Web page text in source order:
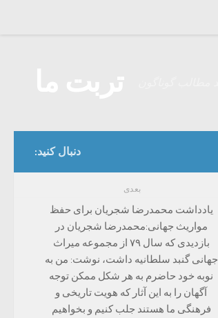
دنبال کنید:
بعدی
یادداشت محمدرضا شجریان برای حفظ
مواریث جهانی‌:محمدرضا شجریان در
بازدیدی که سال ۷۹ از مجموعه میراث
جهانی گنبد سلطانیه داشت، نوشت: من به
نوبه خود حاضرم به هر شکل ممکن توجه
آگهان را به این آثار که هویت تاریخی و
فرهنگی ما هستند جلب کنیم و بخواهیم